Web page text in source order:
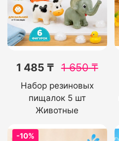
1 485 ₸ 1 650₸
Набор резиновых
пищалок 5 шт
Животные
-10%